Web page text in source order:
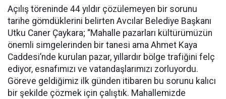
Açılış töreninde 44 yıldır çözülemeyen bir sorunu
tarihe gömdüklerini belirten Avcılar Belediye Başkanı
Utku Caner Çaykara; “Mahalle pazarları kültürümüzün
önemli simgelerinden bir tanesi ama Ahmet Kaya
Caddesi’nde kurulan pazar, yıllardır bölge trafiğini felç
ediyor, esnafımızı ve vatandaşlarımızı zorluyordu.
Göreve geldiğimiz ilk günden itibaren bu sorunu kalıcı
bir şekilde çözmek için çalıştık. Mahallemizde